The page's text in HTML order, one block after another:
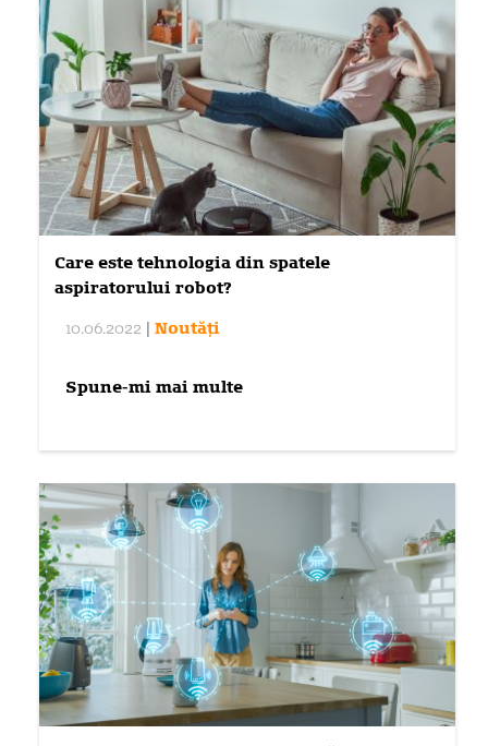
Care este tehnologia din spatele
aspiratorului robot?
10.06.2022 Noutăți
Spune-mi mai multe